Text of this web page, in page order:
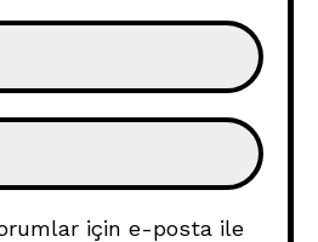
için e-posta ile